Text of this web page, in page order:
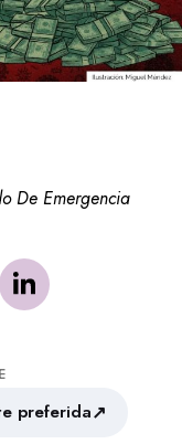
De Emergencia
preferida↗